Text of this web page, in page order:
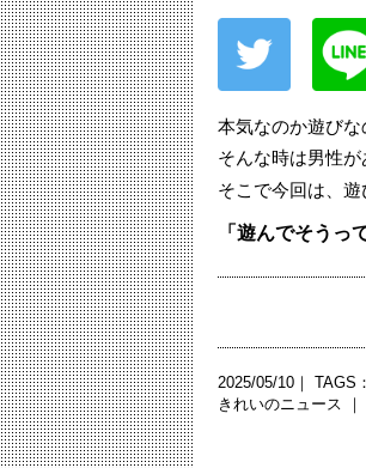
本気なのか遊びな
そんな時は男性
そこで今回は、遊
「遊んでそうっ
2025/05/10｜ TAGS
きれいのニュース ｜